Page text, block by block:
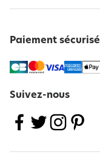
Paiement sécurisé
Suivez-nous